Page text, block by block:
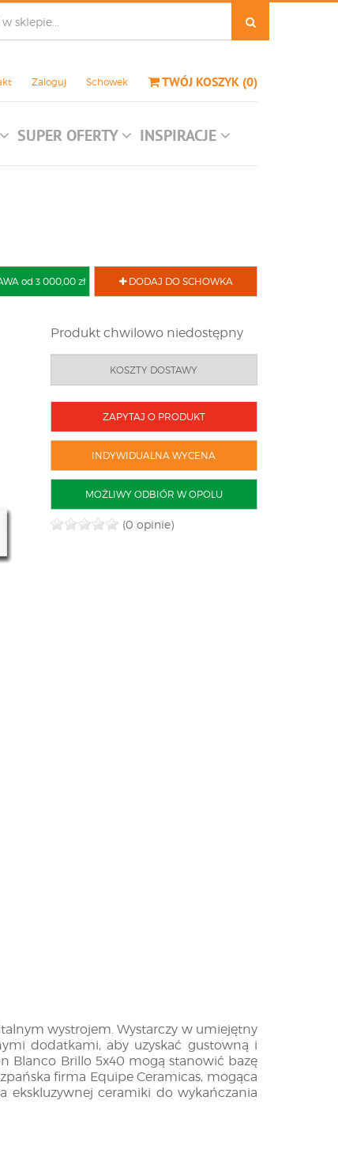
Zaloguj Schowek TWÓJ KOSZYK (0)
SUPER OFERTY INSPIRACJE
DODAJ DO SCHOWKA
od 3 000,00 zł
Produkt chwilowo niedostępny
KOSZTY DOSTAWY
ZAPYTAJ O PRODUKT
INDYWIDUALNA WYCENA
MOŻLIWY ODBIÓR W OPOLU
(0 opinie)
wystrojem. Wystarczy w umiejętny
dodatkami, aby uzyskać gustowną i
Blanco Brillo 5x40 mogą stanowić bazę
firma Equipe Ceramicas, mogąca
ekskluzywnej ceramiki do wykańczania